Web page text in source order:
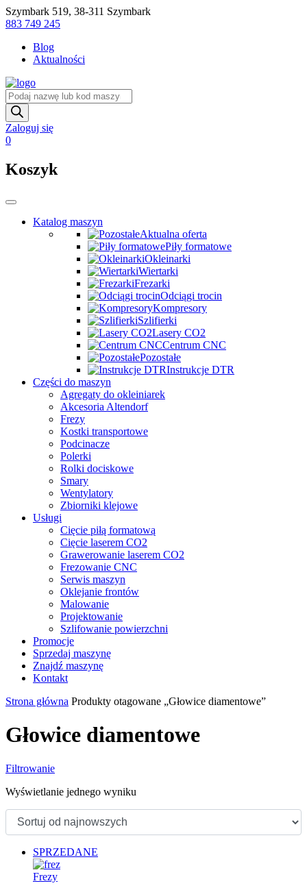
Skip
to
Szymbark 519, 38-311 Szymbark
883 749 245
Blog
Aktualności
Wyszukiwarka
produktów
Zaloguj się
0
Koszyk
Katalog maszyn
Aktualna oferta
Piły formatowe
Okleinarki
Wiertarki
Frezarki
Odciągi trocin
Kompresory
Szlifierki
Lasery CO2
Centrum CNC
Pozostałe
Instrukcje DTR
Części do maszyn
Agregaty do okleiniarek
Akcesoria Altendorf
Frezy
Kostki transportowe
Podcinacze
Polerki
Rolki dociskowe
Smary
Wentylatory
Zbiorniki klejowe
Usługi
Cięcie piłą formatową
Cięcie laserem CO2
Grawerowanie laserem CO2
Frezowanie CNC
Serwis maszyn
Oklejanie frontów
Malowanie
Projektowanie
Szlifowanie powierzchni
Promocje
Sprzedaj maszynę
Znajdź maszynę
Kontakt
Strona główna Produkty otagowane „Głowice diamentowe”
Głowice diamentowe
Filtrowanie
Wyświetlanie jednego wyniku
SPRZEDANE
Frezy